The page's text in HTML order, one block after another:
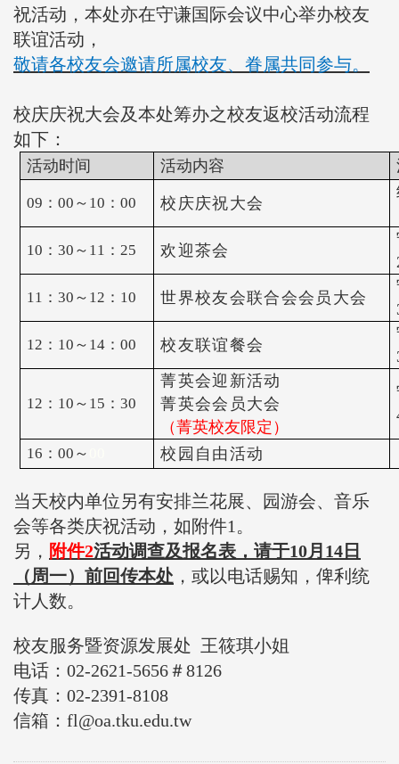
祝活动，本处亦在守谦国际会议中心举办校友
联谊活动，
敬请各校友会邀请所属校友、眷属共同参与。
校庆庆祝大会及本处筹办之校友返校活动流程
如下：
活动时间 活动内容
09：00～10：00 校庆庆祝大会
10：30～11：25 欢迎茶会
11：30～12：10 世界校友会联合会会员大会
12：10～14：00 校友联谊餐会
12：10～15：30
菁英会迎新活动
菁英会会员大会
（菁英校友限定）
16：00～ 校园自由活动
当天校内单位另有安排兰花展、园游会、音乐
会等各类庆祝活动，如附件1。
另， 附件2活动调查及报名表，请于10月14日
（周一）前回传本处 ，或以电话赐知，俾利统
计人数。
校友服务暨资源发展处 王筱琪小姐
电话：02-2621-5656＃8126
传真：02-2391-8108
信箱：fl@oa.tku.edu.tw